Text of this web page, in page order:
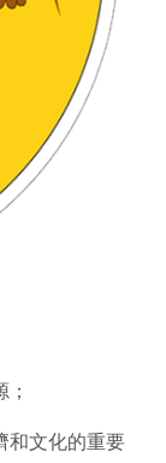
和文化的重要